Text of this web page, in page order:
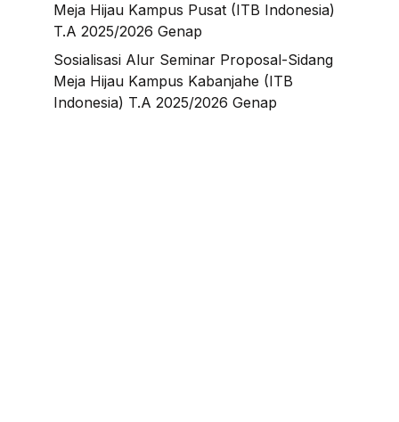
Meja Hijau Kampus Pusat (ITB Indonesia)
T.A 2025/2026 Genap
Sosialisasi Alur Seminar Proposal-Sidang
Meja Hijau Kampus Kabanjahe (ITB
Indonesia) T.A 2025/2026 Genap